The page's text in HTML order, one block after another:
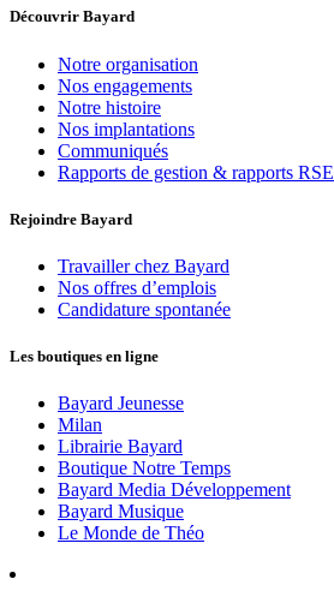
Découvrir Bayard
Notre organisation
Nos engagements
Notre histoire
Nos implantations
Communiqués
Rapports de gestion & rapports RSE
Rejoindre Bayard
Travailler chez Bayard
Nos offres d’emplois
Candidature spontanée
Les boutiques en ligne
Bayard Jeunesse
Milan
Librairie Bayard
Boutique Notre Temps
Bayard Media Développement
Bayard Musique
Le Monde de Théo